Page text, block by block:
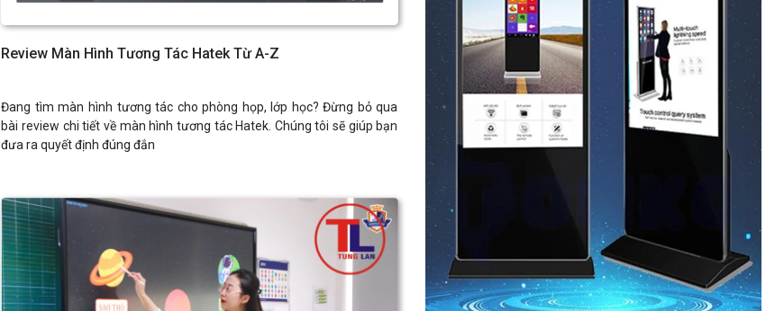
Review Màn Hình Tương Tác Hatek Từ A-Z
Đang tìm màn hình tương tác cho phòng họp, lớp học? Đừng bỏ qua
bài review chi tiết về màn hình tương tác Hatek. Chúng tôi sẽ giúp bạn
đưa ra quyết định đúng đắn